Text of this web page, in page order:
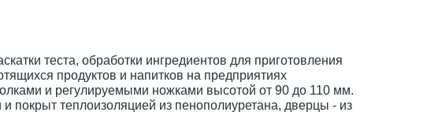
теста, обработки ингредиентов для приготовления
продуктов и напитков на предприятиях
и регулируемыми ножками высотой от 90 до 110 мм.
покрыт теплоизоляцией из пенополиуретана, дверцы - из